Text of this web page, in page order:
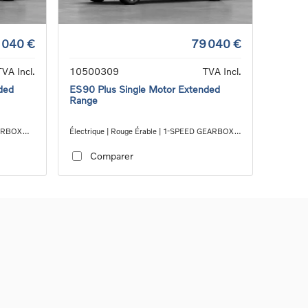
040 €
Incl.
79 040 €
10500309
TVA Incl.
ES90 Plus Single Motor Extended
Range
Électrique | Rouge Érable | 1-SPEED GEARBOX
Comparer